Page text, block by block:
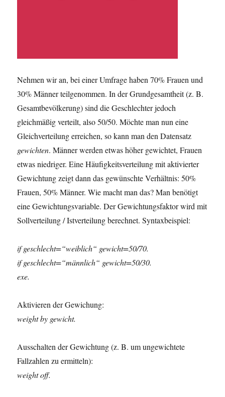
Nehmen wir an, bei einer Umfrage haben 70% Frauen und
30% Männer teilgenommen. In der Grundgesamtheit (z. B.
Gesamtbevölkerung) sind die Geschlechter jedoch
gleichmäßig verteilt, also 50/50. Möchte man nun eine
Gleichverteilung erreichen, so kann man den Datensatz
gewichten. Männer werden etwas höher gewichtet, Frauen
etwas niedriger. Eine Häufigkeitsverteilung mit aktivierter
Gewichtung zeigt dann das gewünschte Verhältnis: 50%
Frauen, 50% Männer. Wie macht man das? Man benötigt
eine Gewichtungsvariable. Der Gewichtungsfaktor wird mit
Sollverteilung / Istverteilung berechnet. Syntaxbeispiel:
if geschlecht=“weiblich“ gewicht=50/70.
if geschlecht=“männlich“ gewicht=50/30.
exe.
Aktivieren der Gewichung:
weight by gewicht.
Ausschalten der Gewichtung (z. B. um ungewichtete
Fallzahlen zu ermitteln):
weight off.